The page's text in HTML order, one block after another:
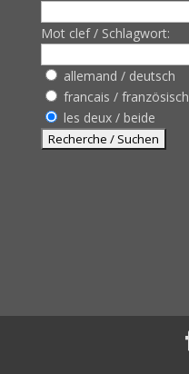
Mot clef / Schlagwort:
allemand / deutsch
francais / französisch
les deux / beide